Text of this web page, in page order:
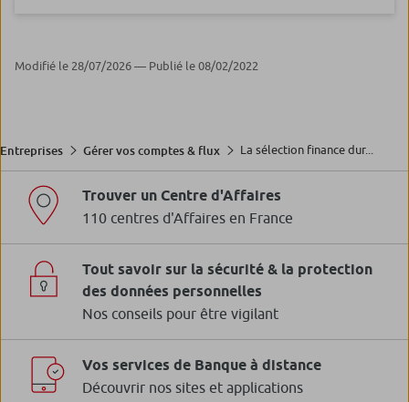
Modifié le 28/07/2026 — Publié le 08/02/2022
Entreprises Gérer vos comptes & flux La sélection finance dur...
Trouver un Centre d'Affaires
110 centres d'Affaires en France
Tout savoir sur la sécurité & la protection
des données personnelles
Nos conseils pour être vigilant
Vos services de Banque à distance
Découvrir nos sites et applications